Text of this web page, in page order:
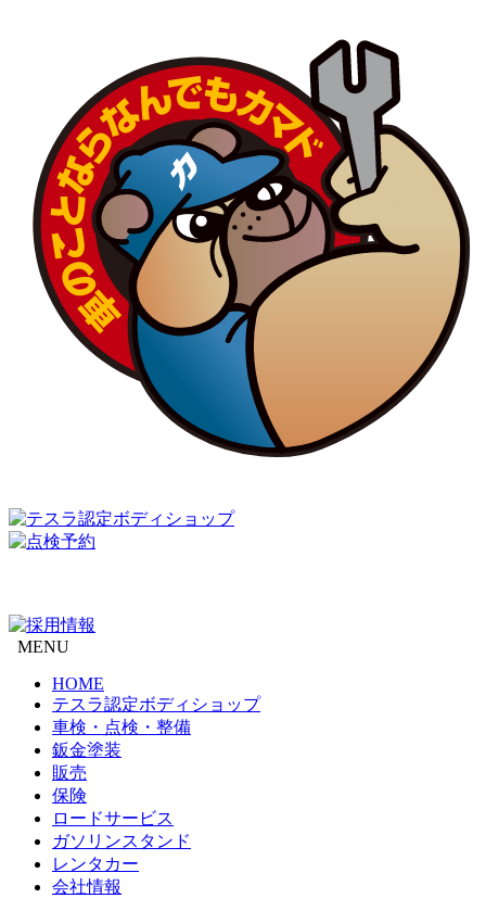
MENU
HOME
テスラ認定ボディショップ
車検・点検・整備
鈑金塗装
販売
保険
ロードサービス
ガソリンスタンド
レンタカー
会社情報